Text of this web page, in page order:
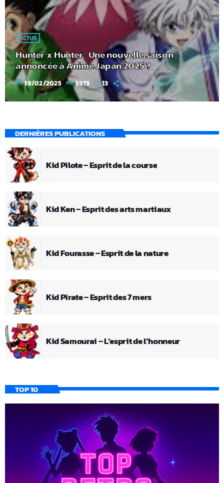
ACTUS
Hunter x Hunter : Une nouvelle saison
annoncée à Anime Japan 2025 ?
today 19/02/2025 5973 13
DERNIÈRES PUBLICATIONS
Kid Pilote – Esprit de la course
Kid Ken – Esprit des arts martiaux
Kid Fourasse – Esprit de la nature
Kid Pirate – Esprit des 7 mers
Kid Samourai – L’esprit de l’honneur
TOP 10